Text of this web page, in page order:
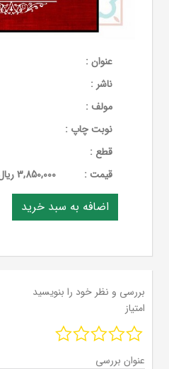
عنوان :
ناشر :
مولف :
نوبت چاپ :
قطع :
قيمت :
3,850,000 ریال
بررسی و نظر خود را بنویسید
امتیاز
عنوان بررسی